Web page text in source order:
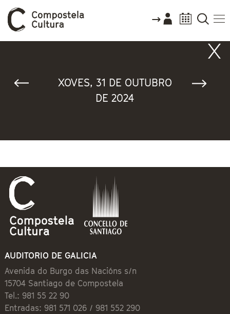
XOVES, 31 DE OUTUBRO
DE 2024
AUDITORIO DE GALICIA
Avenida do Burgo das Nacións s/n
15704 Santiago de Compostela
Tel.: 981 55 22 90
Entradas: 981 571 026 / 981 552 290